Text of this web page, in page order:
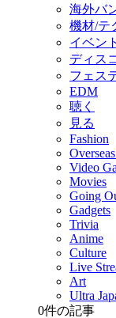
海外バ
機材/テ
イベント
ディス
フェス
EDM
聴く
見る
Fashion
Video
Movies
Going
Gadgets
Trivia
Anime
Culture
Live
Art
Ultra
0件の記事